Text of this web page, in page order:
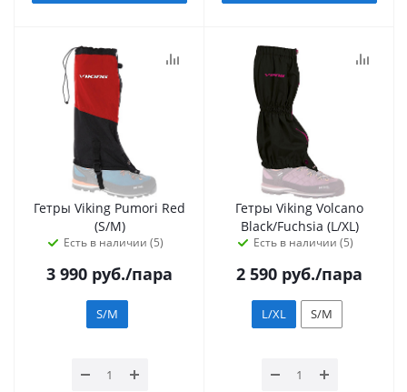
Гетры Viking Pumori Red
(S/M)
Есть в наличии (5)
3 990 руб./пара
S/M
Гетры Viking Volcano
Black/Fuchsia (L/XL)
Есть в наличии (5)
2 590 руб./пара
L/XL S/M